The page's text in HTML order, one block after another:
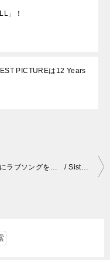
」！
PICTUREは12 Years
天使にラブソングを… / Sister Act